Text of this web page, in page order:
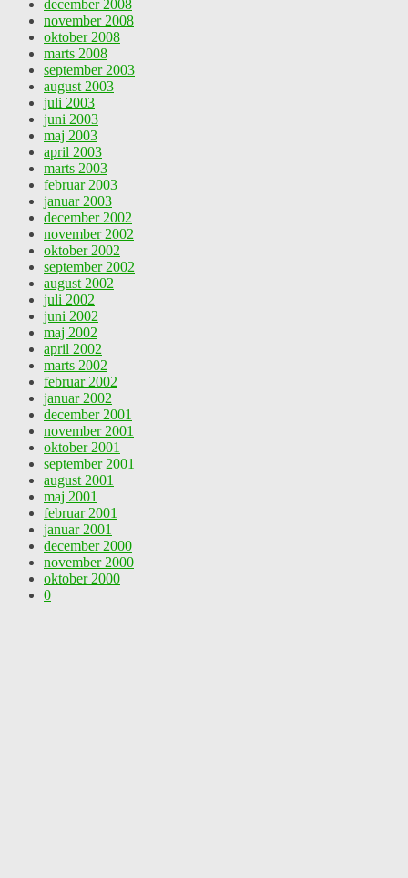
december 2008
november 2008
oktober 2008
marts 2008
september 2003
august 2003
juli 2003
juni 2003
maj 2003
april 2003
marts 2003
februar 2003
januar 2003
december 2002
november 2002
oktober 2002
september 2002
august 2002
juli 2002
juni 2002
maj 2002
april 2002
marts 2002
februar 2002
januar 2002
december 2001
november 2001
oktober 2001
september 2001
august 2001
maj 2001
februar 2001
januar 2001
december 2000
november 2000
oktober 2000
0